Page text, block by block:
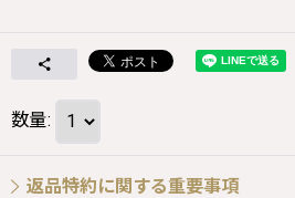
数量:
返品特約に関する重要事項